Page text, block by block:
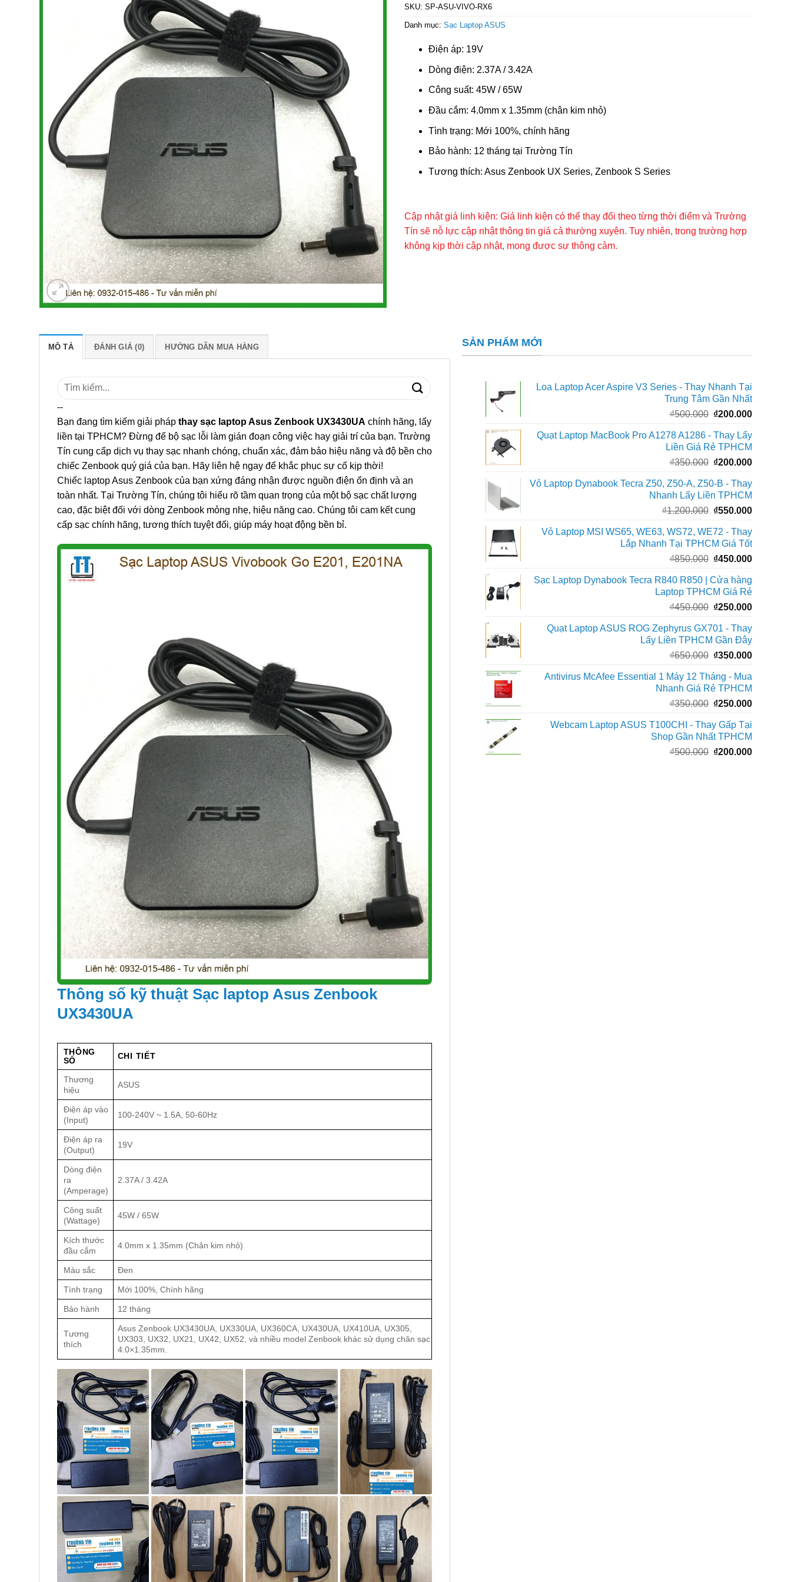
SKU: SP-ASU-VIVO-RX6
Danh mục: Sạc Laptop ASUS
Điện áp: 19V
Dòng điện: 2.37A / 3.42A
Công suất: 45W / 65W
Đầu cắm: 4.0mm x 1.35mm (chân kim nhỏ)
Tình trạng: Mới 100%, chính hãng
Bảo hành: 12 tháng tại Trường Tín
Tương thích: Asus Zenbook UX Series, Zenbook S Series
Cập nhật giá linh kiện: Giá linh kiện có thể thay đổi theo từng thời điểm và Trường
Tín sẽ nỗ lực cập nhật thông tin giá cả thường xuyên. Tuy nhiên, trong trường hợp
không kịp thời cập nhật, mong được sự thông cảm.
MÔ TẢ ĐÁNH GIÁ (0) HƯỚNG DẪN MUA HÀNG
Tìm
--
Bạn đang tìm kiếm giải pháp thay sạc laptop Asus Zenbook UX3430UA chính hãng, lấy
liền tại TPHCM? Đừng để bộ sạc lỗi làm gián đoạn công việc hay giải trí của bạn. Trường
Tín cung cấp dịch vụ thay sạc nhanh chóng, chuẩn xác, đảm bảo hiệu năng và độ bền cho
chiếc Zenbook quý giá của bạn. Hãy liên hệ ngay để khắc phục sự cố kịp thời!
Chiếc laptop Asus Zenbook của bạn xứng đáng nhận được nguồn điện ổn định và an
toàn nhất. Tại Trường Tín, chúng tôi hiểu rõ tầm quan trọng của một bộ sạc chất lượng
cao, đặc biệt đối với dòng Zenbook mỏng nhẹ, hiệu năng cao. Chúng tôi cam kết cung
cấp sạc chính hãng, tương thích tuyệt đối, giúp máy hoạt động bền bỉ.
Thông số kỹ thuật Sạc laptop Asus Zenbook
UX3430UA
THÔNG
SỐ
CHI TIẾT
Thương
hiệu
ASUS
Điện áp vào
(Input)
100-240V ~ 1.5A, 50-60Hz
Điện áp ra
(Output)
19V
Dòng điện
ra
(Amperage)
2.37A / 3.42A
Công suất
(Wattage)
45W / 65W
Kích thước
đầu cắm
4.0mm x 1.35mm (Chân kim nhỏ)
Màu sắc Đen
Tình trạng Mới 100%, Chính hãng
Bảo hành 12 tháng
Tương
thích
Asus Zenbook UX3430UA, UX330UA, UX360CA, UX430UA, UX410UA, UX305,
UX303, UX32, UX21, UX42, UX52, và nhiều model Zenbook khác sử dụng chân sạc
4.0×1.35mm.
SẢN PHẨM MỚI
Loa Laptop Acer Aspire V3 Series - Thay Nhanh Tại
Trung Tâm Gần Nhất
₫500.000 Giá
là:
₫500.000.
₫200.000Giá
Quạt Laptop MacBook Pro A1278 A1286 - Thay Lấy
Liền Giá Rẻ TPHCM
₫350.000 Giá
là:
₫350.000.
₫200.000Giá
Vỏ Laptop Dynabook Tecra Z50, Z50-A, Z50-B - Thay
Nhanh Lấy Liền TPHCM
₫1.200.000 Giá
là:
₫1.200.000.
₫550.000Giá
là:
Vỏ Laptop MSI WS65, WE63, WS72, WE72 - Thay
Lắp Nhanh Tại TPHCM Giá Tốt
₫850.000 Giá
là:
₫850.000.
₫450.000Giá
là:
Sạc Laptop Dynabook Tecra R840 R850 | Cửa hàng
Laptop TPHCM Giá Rẻ
₫450.000 Giá
là:
₫450.000.
₫250.000Giá
Quạt Laptop ASUS ROG Zephyrus GX701 - Thay
Lấy Liền TPHCM Gần Đây
₫650.000 Giá
là:
₫650.000.
₫350.000Giá
tại
Antivirus McAfee Essential 1 Máy 12 Tháng - Mua
Nhanh Giá Rẻ TPHCM
₫350.000 Giá
là:
₫350.000.
₫250.000Giá
Webcam Laptop ASUS T100CHI - Thay Gấp Tại
Shop Gần Nhất TPHCM
₫500.000 Giá
₫200.000Giá